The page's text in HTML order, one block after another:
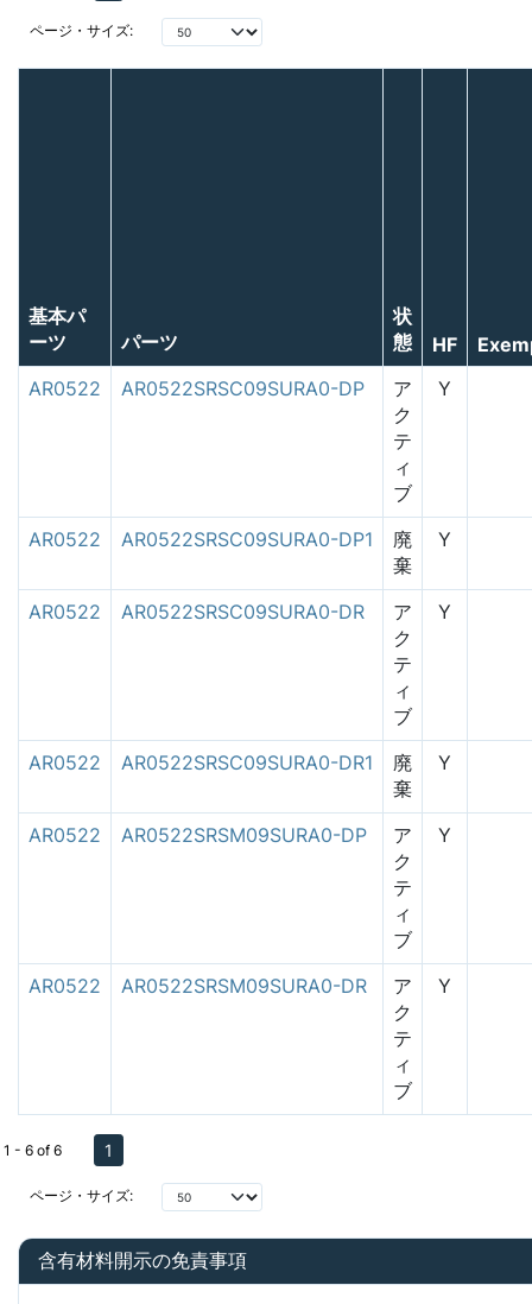
ページ・サイズ:
基本パ
ーツ
パーツ
状
態
HF
AR0522
AR0522SRSC09SURA0-DP
ア
ク
テ
ィ
ブ
Y
AR0522 AR0522SRSC09SURA0-DP1
廃
棄
Y
AR0522 AR0522SRSC09SURA0-DR
ア
ク
テ
ィ
ブ
Y
AR0522 AR0522SRSC09SURA0-DR1
廃
棄
Y
AR0522 AR0522SRSM09SURA0-DP
ア
ク
テ
ィ
ブ
Y
AR0522 AR0522SRSM09SURA0-DR
ア
ク
テ
ィ
ブ
Y
ページ・サイズ:
1 - 6 of 6 1
含有材料開示の免責事項